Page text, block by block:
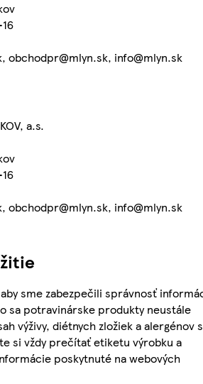
obchodpr@mlyn.sk, info@mlyn.sk
a.s.
obchodpr@mlyn.sk, info@mlyn.sk
sme zabezpečili správnosť
sa potravinárske produkty neustále
výživy, diétnych zložiek a alergénov
si vždy prečítať etiketu výrobku a
poskytnuté na webových